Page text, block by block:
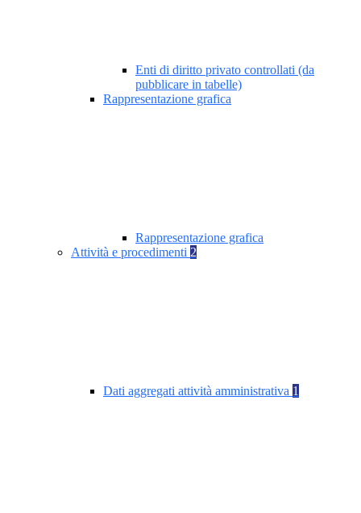
Enti di diritto privato controllati (da
pubblicare in tabelle)
Rappresentazione grafica
Rappresentazione grafica
Attività e procedimenti 2
Dati aggregati attività amministrativa 1